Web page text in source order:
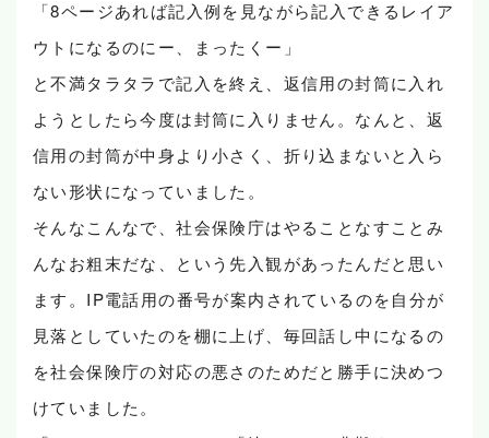
「8ページあれば記入例を見ながら記入できるレイア
ウトになるのにー、まったくー」
と不満タラタラで記入を終え、返信用の封筒に入れ
ようとしたら今度は封筒に入りません。なんと、返
信用の封筒が中身より小さく、折り込まないと入ら
ない形状になっていました。
そんなこんなで、社会保険庁はやることなすことみ
んなお粗末だな、という先入観があったんだと思い
ます。IP電話用の番号が案内されているのを自分が
見落としていたのを棚に上げ、毎回話し中になるの
を社会保険庁の対応の悪さのためだと勝手に決めつ
けていました。